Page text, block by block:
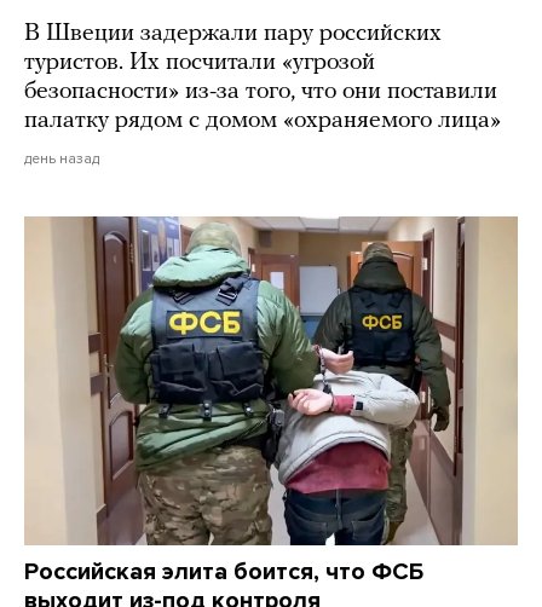
В Швеции задержали пару российских
туристов. Их посчитали «угрозой
безопасности» из-за того, что они поставили
палатку рядом с домом «охраняемого лица»
день назад
Российская элита боится, что ФСБ